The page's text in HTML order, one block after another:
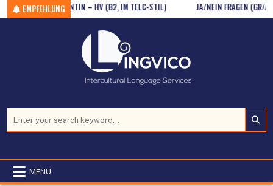
Skip to content
EMPFEHLUNG
ASSISTENTIN – HV (B2, IM TELC-STIL) JA/NEIN FRAGEN (GR/A1)
MENU